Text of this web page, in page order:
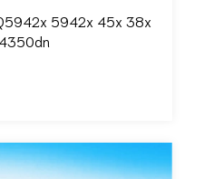
5942x 45x 38x